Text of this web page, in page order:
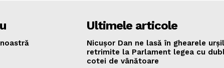
Ultimele articole
Nicușor Dan ne lasă în ghearele
retrimite la Parlament legea cu
cotei de vânătoare